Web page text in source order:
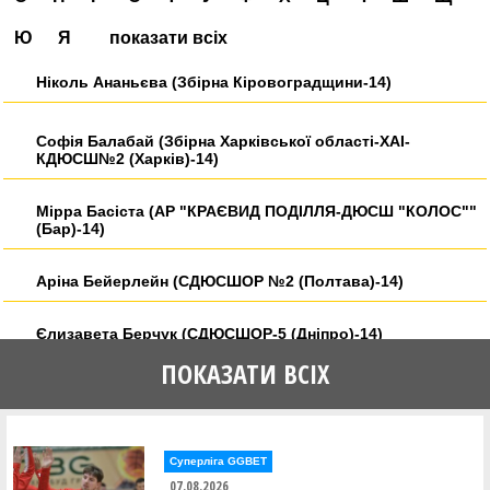
Ю Я показати всіх
Ніколь Ананьєва (Збірна Кіровоградщини-14)
Софія Балабай (Збірна Харківської області-ХАІ-
КДЮСШ№2 (Харків)-14)
Мірра Басіста (АР "КРАЄВИД ПОДІЛЛЯ-ДЮСШ "КОЛОС""
(Бар)-14)
Аріна Бейерлейн (СДЮСШОР №2 (Полтава)-14)
Єлизавета Берчук (СДЮСШОР-5 (Дніпро)-14)
Валерія Білик (АР "КРАЄВИД ПОДІЛЛЯ-ДЮСШ "КОЛОС""
Надія Бодня (СДЮСШОР-5 (Дніпро)-14)
ПОКАЗАТИ ВСІХ
Суперліга GGBET
07.08.2026